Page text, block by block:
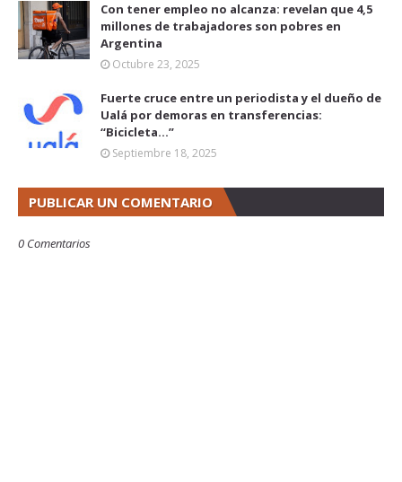
Con tener empleo no alcanza: revelan que 4,5
millones de trabajadores son pobres en
Argentina
Octubre 23, 2025
Fuerte cruce entre un periodista y el dueño de
Ualá por demoras en transferencias:
“Bicicleta...”
Septiembre 18, 2025
PUBLICAR UN COMENTARIO
0 Comentarios